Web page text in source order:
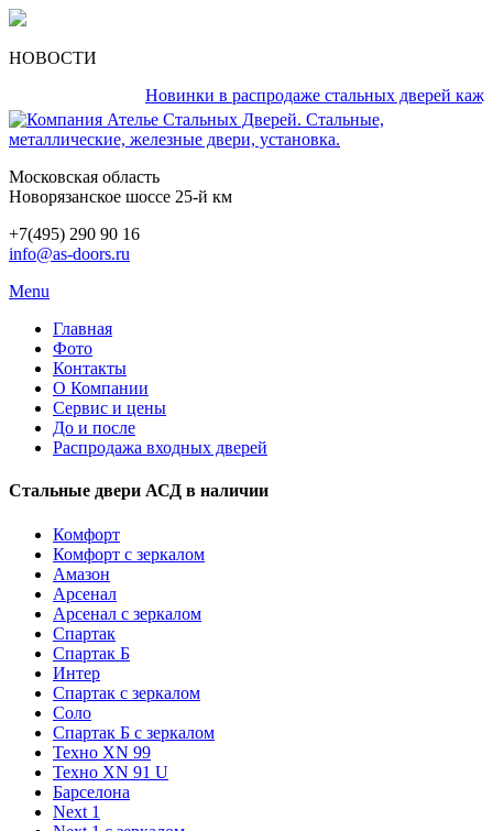
НОВОСТИ
Новинки в распродаже стальных дверей каждый
Московская область
Новорязанское шоссе 25-й км
+7(495) 290 90 16
info@as-doors.ru
Menu
Главная
Фото
Контакты
О Компании
Сервис и цены
До и после
Распродажа входных дверей
Стальные двери АСД в наличии
Комфорт
Комфорт с зеркалом
Амазон
Арсенал
Арсенал с зеркалом
Спартак
Спартак Б
Интер
Спартак с зеркалом
Соло
Спартак Б с зеркалом
Техно XN 99
Техно XN 91 U
Барселона
Next 1